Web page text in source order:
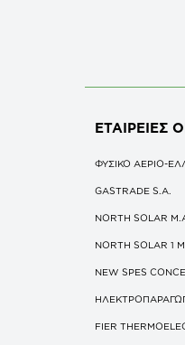
ΕΤΑΙΡΕΙΕΣ
ΦΥΣΙΚΟ ΑΕΡΙΟ-
GASTRADE S.A.
NORTH SOLAR
NORTH SOLAR 1
NEW SPES
FIER